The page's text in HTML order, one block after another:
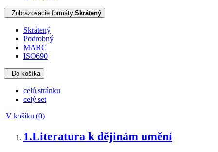
Zobrazovacie formáty Skrátený
Skrátený
Podrobný
MARC
ISO690
Do košíka
celú stránku
celý set
V košíku (0)
1.Literatura k dějinám umění